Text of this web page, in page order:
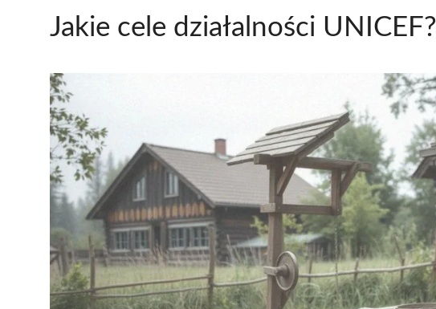
Jakie cele działalności UNICEF?